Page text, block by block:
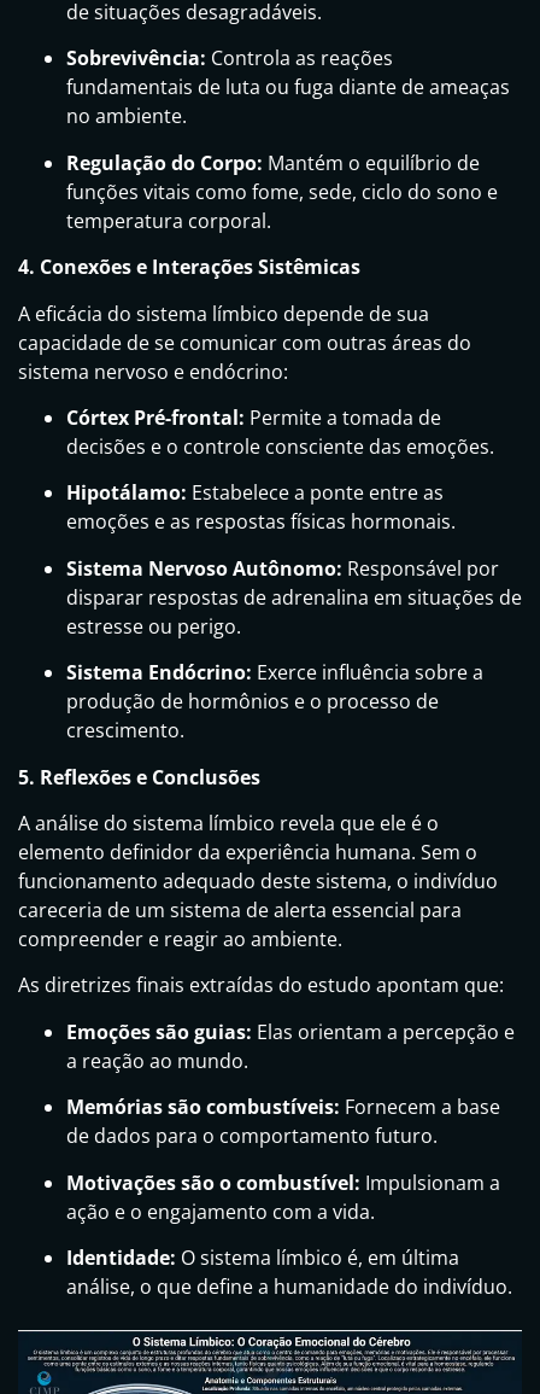
de situações desagradáveis.
Sobrevivência: Controla as reações
fundamentais de luta ou fuga diante de ameaças
no ambiente.
Regulação do Corpo: Mantém o equilíbrio de
funções vitais como fome, sede, ciclo do sono e
temperatura corporal.
4. Conexões e Interações Sistêmicas
A eficácia do sistema límbico depende de sua
capacidade de se comunicar com outras áreas do
sistema nervoso e endócrino:
Córtex Pré-frontal: Permite a tomada de
decisões e o controle consciente das emoções.
Hipotálamo: Estabelece a ponte entre as
emoções e as respostas físicas hormonais.
Sistema Nervoso Autônomo: Responsável por
disparar respostas de adrenalina em situações de
estresse ou perigo.
Sistema Endócrino: Exerce influência sobre a
produção de hormônios e o processo de
crescimento.
5. Reflexões e Conclusões
A análise do sistema límbico revela que ele é o
elemento definidor da experiência humana. Sem o
funcionamento adequado deste sistema, o indivíduo
careceria de um sistema de alerta essencial para
compreender e reagir ao ambiente.
As diretrizes finais extraídas do estudo apontam que:
Emoções são guias: Elas orientam a percepção e
a reação ao mundo.
Memórias são combustíveis: Fornecem a base
de dados para o comportamento futuro.
Motivações são o combustível: Impulsionam a
ação e o engajamento com a vida.
Identidade: O sistema límbico é, em última
análise, o que define a humanidade do indivíduo.